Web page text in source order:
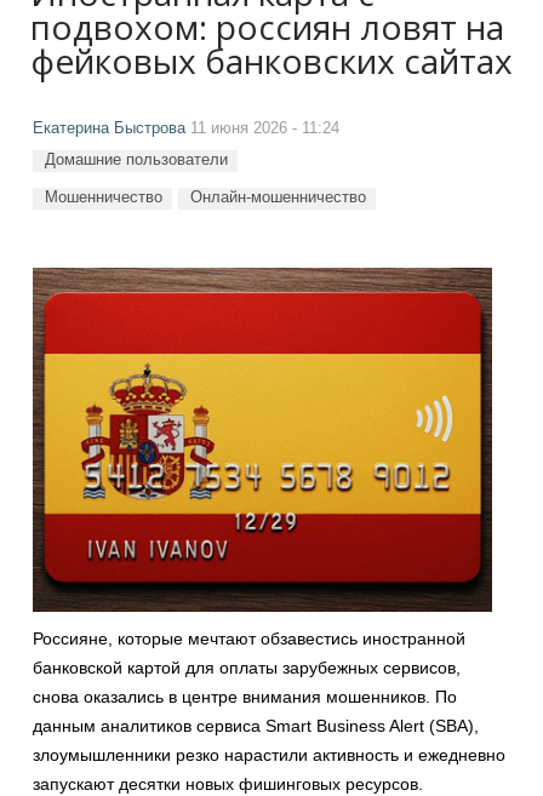
подвохом: россиян ловят на
фейковых банковских сайтах
Екатерина Быстрова11 июня 2026 - 11:24
Домашние пользователи
Мошенничество Онлайн-мошенничество
Россияне, которые мечтают обзавестись иностранной
банковской картой для оплаты зарубежных сервисов,
снова оказались в центре внимания мошенников. По
данным аналитиков сервиса Smart Business Alert (SBA),
злоумышленники резко нарастили активность и ежедневно
запускают десятки новых фишинговых ресурсов.